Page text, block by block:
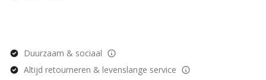
Duurzaam & sociaal
Altijd retourneren & levenslange service